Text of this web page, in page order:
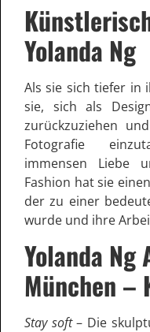
Yolanda Ng
Als sie sich tiefer in
sie, sich als
zurückzuziehen
Fotografie
immensen Liebe
Fashion hat sie
der zu einer
wurde und ihre
Yolanda
München –
Stay soft– Die